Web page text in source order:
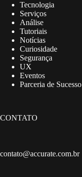
Tecnologia
Serviços
Análise
Tutoriais
Notícias
Curiosidade
Segurança
UX
Eventos
Parceria de Sucesso
CONTATO
contato@accurate.com.br